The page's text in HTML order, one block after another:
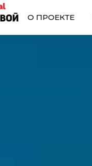
О ПРОЕКТЕ